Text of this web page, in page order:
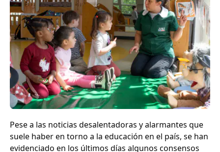
Pese a las noticias desalentadoras y alarmantes que
suele haber en torno a la educación en el país, se han
evidenciado en los últimos días algunos consensos